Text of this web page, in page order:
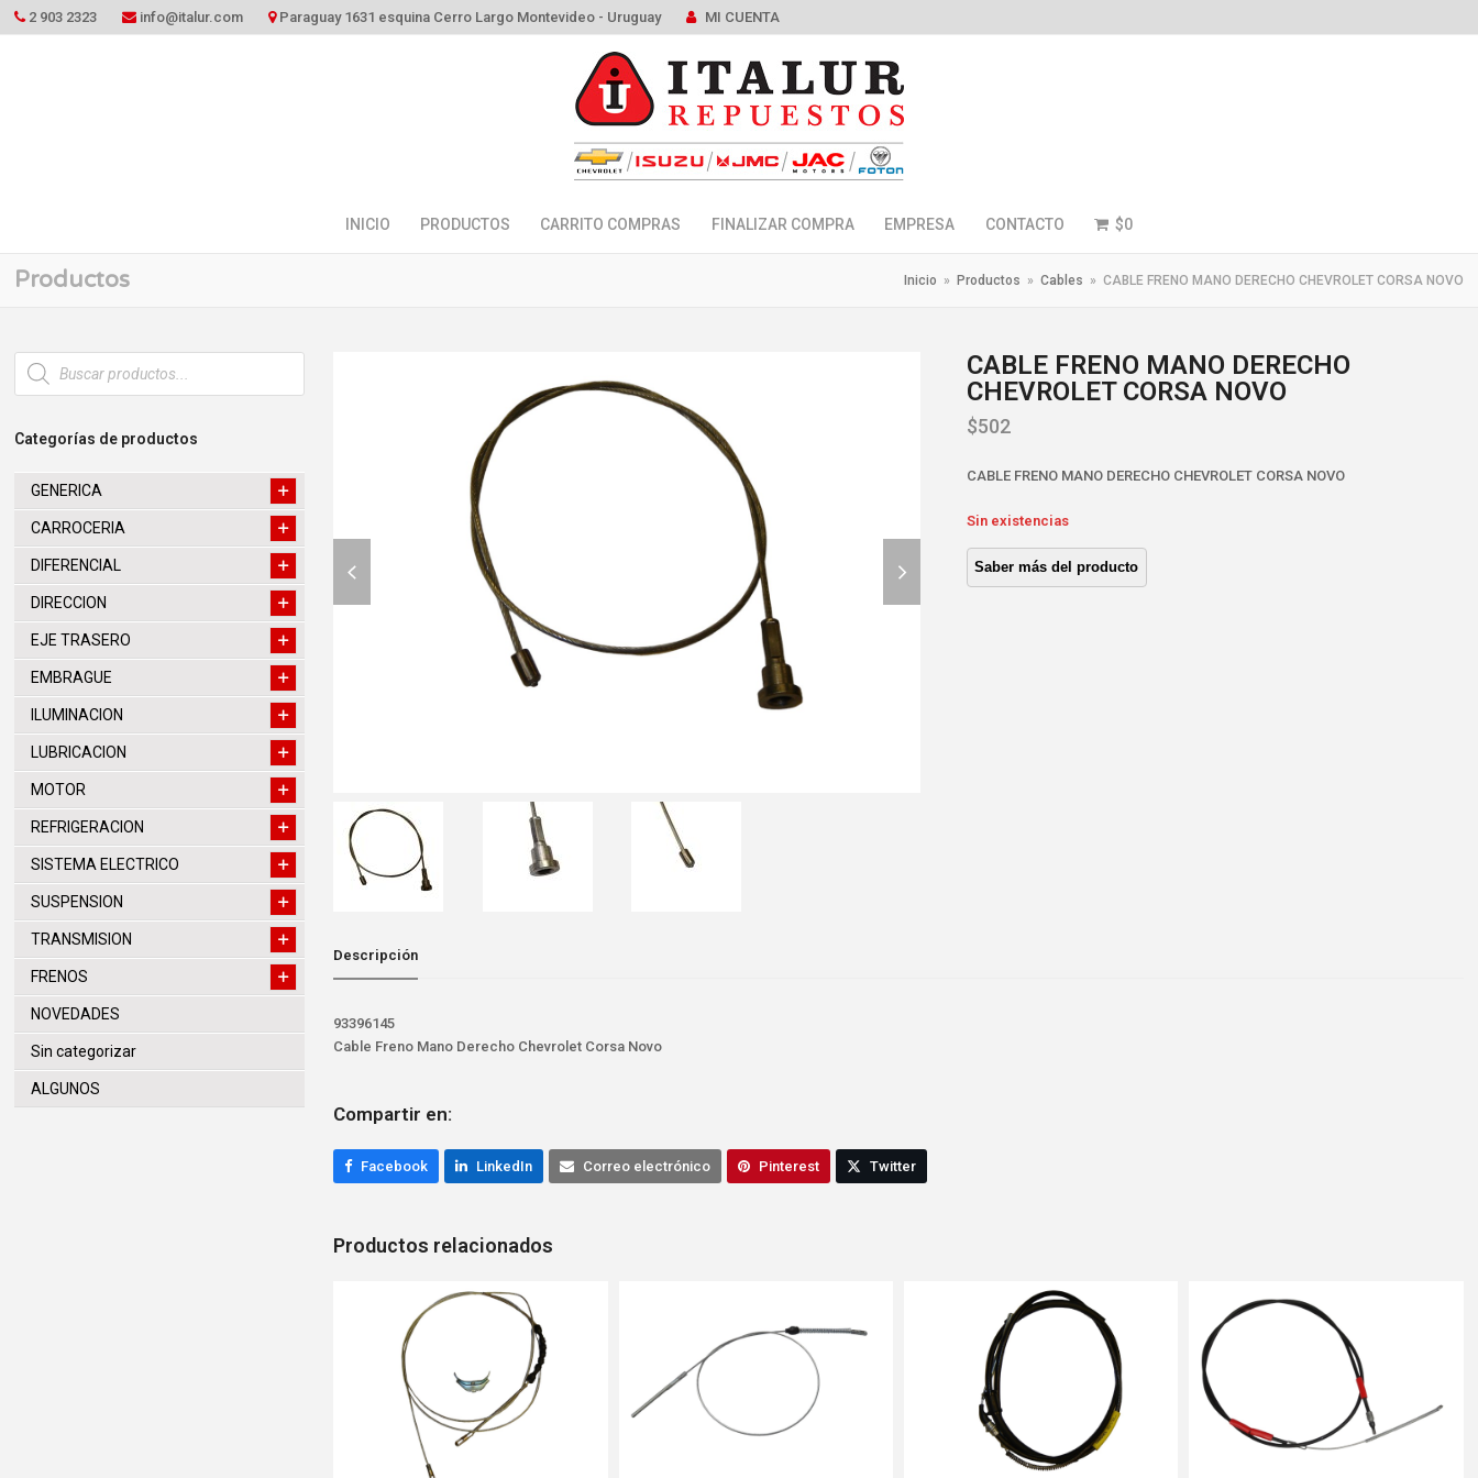
2 903 2323 info@italur.com Paraguay 1631 esquina Cerro Largo Montevideo - Uruguay MI CUENTA
INICIO PRODUCTOS CARRITO COMPRAS FINALIZAR COMPRA EMPRESA CONTACTO $0
Productos Inicio » Productos » Cables » CABLE FRENO MANO DERECHO CHEVROLET CORSA NOVO
slide
slide
CABLE FRENO MANO DERECHO
CHEVROLET CORSA NOVO
$502
CABLE FRENO MANO DERECHO CHEVROLET CORSA NOVO
Sin existencias
Descripción
93396145
Cable Freno Mano Derecho Chevrolet Corsa Novo
Compartir en:
Facebook LinkedIn Correo electrónico Pinterest Twitter
Productos relacionados
Búsqueda
de
productos
Categorías de productos
GENERICA
CARROCERIA
DIFERENCIAL
DIRECCION
EJE TRASERO
EMBRAGUE
ILUMINACION
LUBRICACION
MOTOR
REFRIGERACION
SISTEMA ELECTRICO
SUSPENSION
TRANSMISION
FRENOS
NOVEDADES
Sin categorizar
ALGUNOS